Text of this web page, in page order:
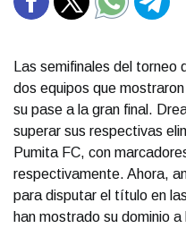
Las semifinales del
dos equipos que
su pase a la gran final.
superar sus respectivas
Pumita FC, con
respectivamente. Ahora,
para disputar el título en
han mostrado su dominio